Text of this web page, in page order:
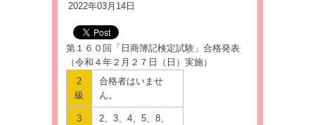
2022年03月14日
第１６０回「日商簿記検定試験」合格発表
（令和４年２月２７日（日）実施）
2
級
合格者はいませ
ん。
3
2、3、4、5、8、